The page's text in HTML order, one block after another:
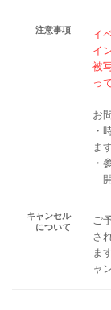
注意事項
イ
イ
被
っ
お
・
ま
・
キャンセル
について
ご
さ
ま
ャ